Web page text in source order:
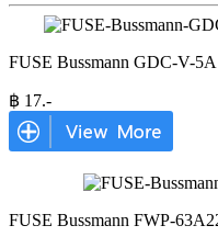
FUSE Bussmann GDC-V-
฿ 17.-
FUSE Bussmann FWP-